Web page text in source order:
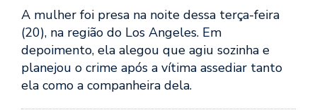
A mulher foi presa na noite dessa terça-feira
(20), na região do Los Angeles. Em
depoimento, ela alegou que agiu sozinha e
planejou o crime após a vítima assediar tanto
ela como a companheira dela.